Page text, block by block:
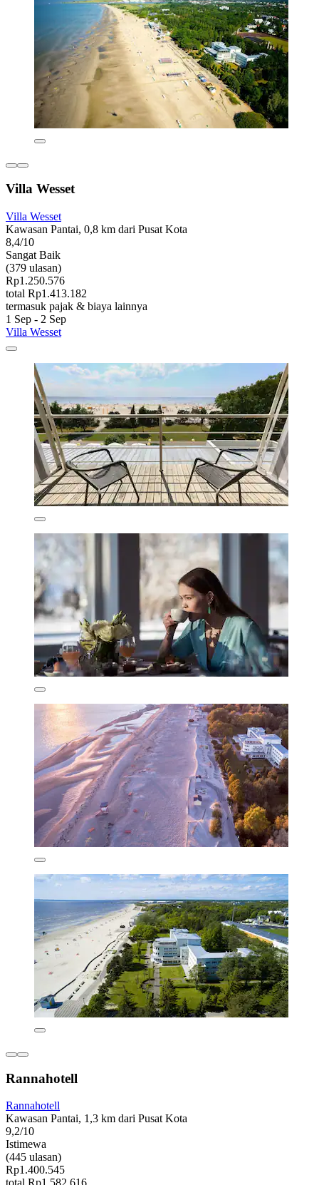
Villa Wesset
Villa Wesset
Kawasan Pantai, 0,8 km dari Pusat Kota
8,4/10
Sangat Baik
(379 ulasan)
Rp1.250.576
total Rp1.413.182
termasuk pajak & biaya lainnya
1 Sep - 2 Sep
Villa Wesset
Rannahotell
Rannahotell
Kawasan Pantai, 1,3 km dari Pusat Kota
9,2/10
Istimewa
(445 ulasan)
Rp1.400.545